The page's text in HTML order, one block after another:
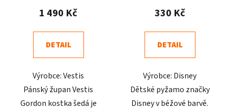
produktu
4,7
z
hvězdiček.
1 490 Kč
DETAIL
Výrobce: Vestis
Pánský župan Vestis
Gordon kostka šedá je
produktu
4,8
z
hvězdiček.
330 Kč
DETAIL
Výrobce: Disney
Dětské pyžamo značky
Disney v béžové barvě.